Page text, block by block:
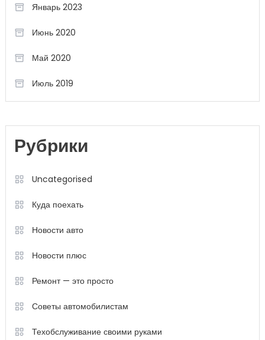
Январь 2023
Июнь 2020
Май 2020
Июль 2019
Рубрики
Uncategorised
Куда поехать
Новости авто
Новости плюс
Ремонт — это просто
Советы автомобилистам
Техобслуживание своими руками